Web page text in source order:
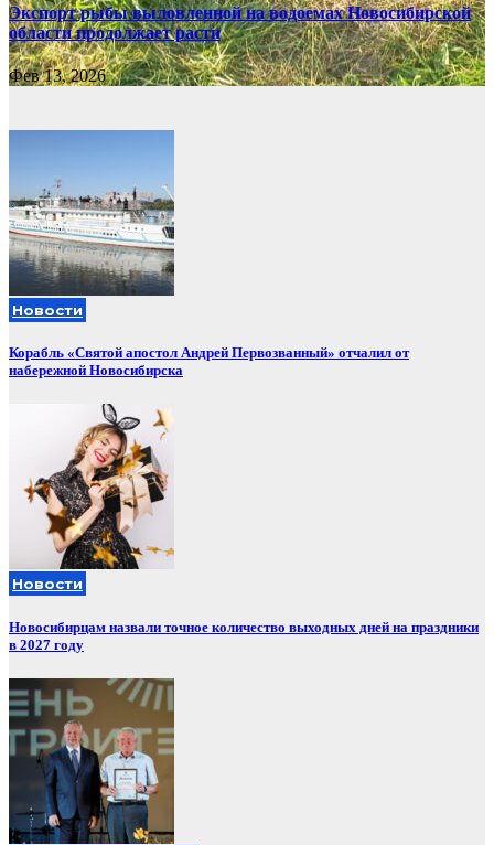
Экспорт рыбы выловленной на водоемах Новосибирской
области продолжает расти
Фев 13, 2026
Новости
Корабль «Святой апостол Андрей Первозванный» отчалил от
набережной Новосибирска
Новости
Новосибирцам назвали точное количество выходных дней на праздники
в 2027 году